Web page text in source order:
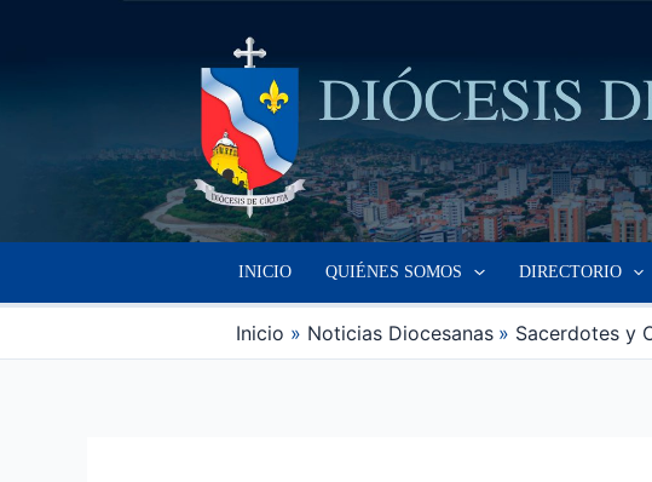
INICIO QUIÉNES SOMOS DIRECTORIO
Inicio Noticias Diocesanas Sacerdotes y